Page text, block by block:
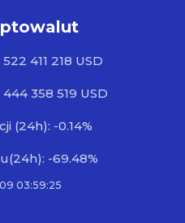
411 218 USD
358 519 USD
(24h): -0.14%
-69.48%
03:59:25